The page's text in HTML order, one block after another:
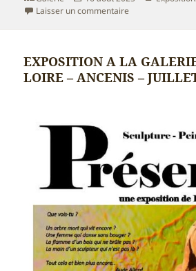
le
Laisser un commentairesur
EXPOSITION A LA
LOIRE – ANCENIS –